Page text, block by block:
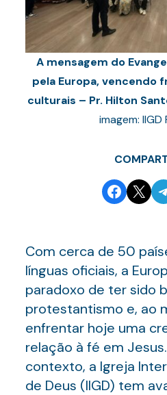
A mensagem do
pela Europa, vencendo
culturais – Pr. Hilton
imagem: IIGD
Share onEmail this Page
Com cerca de 50
línguas oficiais, a
paradoxo de ter sido
protestantismo e, ao
enfrentar hoje uma
relação à fé em
contexto, a Igreja
de Deus (IIGD) tem